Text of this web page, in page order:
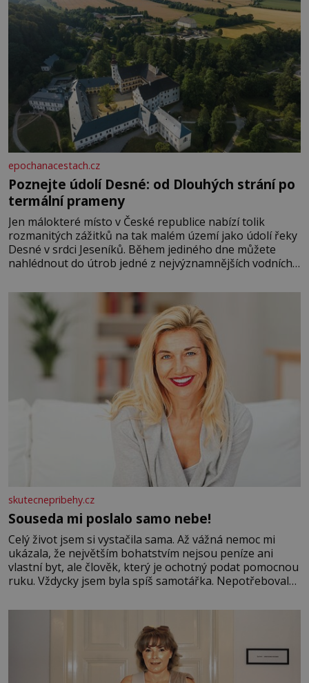
epochanacestach.cz
Poznejte údolí Desné: od Dlouhých strání po
termální prameny
Jen málokteré místo v České republice nabízí tolik
rozmanitých zážitků na tak malém území jako údolí řeky
Desné v srdci Jeseníků. Během jediného dne můžete
nahlédnout do útrob jedné z nejvýznamnějších vodních
se na koloběžce a den zakončit poznáváním památek ve
Velkých Losinách nebo v termálním
skutecnepribehy.cz
Souseda mi poslalo samo nebe!
Celý život jsem si vystačila sama. Až vážná nemoc mi
ukázala, že největším bohatstvím nejsou peníze ani
vlastní byt, ale člověk, který je ochotný podat pomocnou
ruku. Vždycky jsem byla spíš samotářka. Nepotřebovala
mi knihy, práce a hlavně klid. Hned po studiích jsem